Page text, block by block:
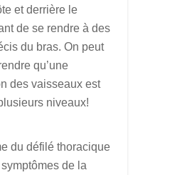
et derrière le
de se rendre à des
du bras. On peut
qu’une
des vaisseaux est
niveaux!
du défilé thoracique
de la